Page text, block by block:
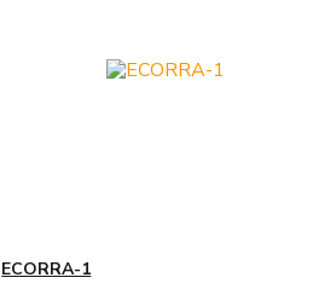
ECORRA-1